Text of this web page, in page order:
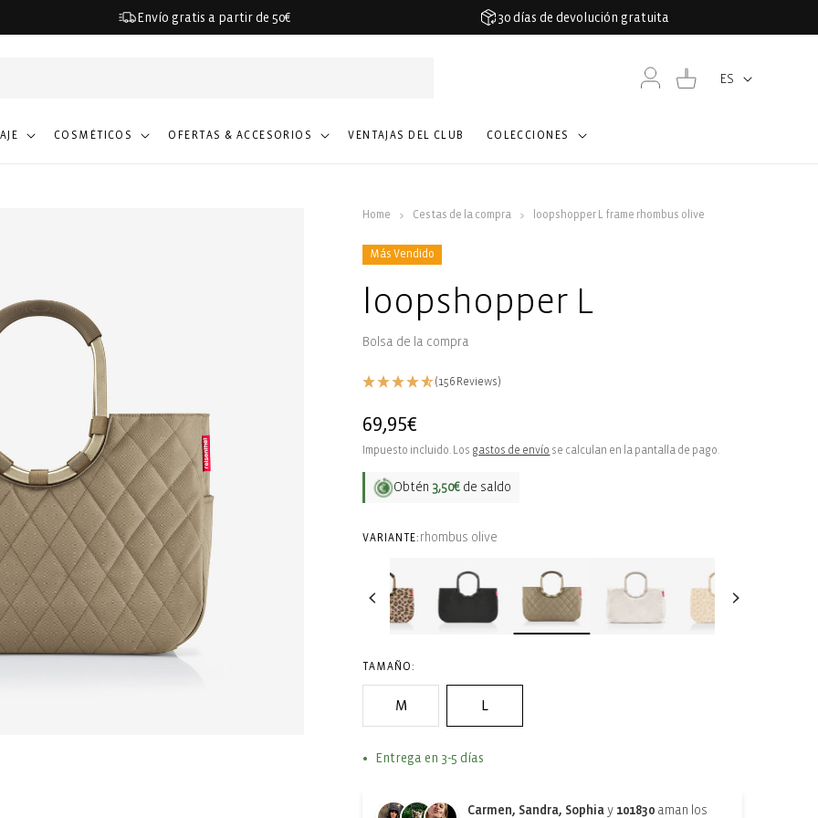
Envío gratis a partir de 50€ 30 días de devolución gratuita
COSMÉTICOS OFERTAS & ACCESORIOS VENTAJAS DEL CLUB COLECCIONES
Idioma
ES
Iniciar
sesión
Carrito
Home Cestas de la compra loopshopper L frame rhombus olive
Más Vendido
loopshopper L
Bolsa de la compra
(156 Reviews)
Precio
habitual
69,95€
Impuesto incluido. Los gastos de envío se calculan en la pantalla de pago.
Obtén 3,50€ de saldo
VARIANTE: rhombus olive
TAMAÑO:
M L
Entrega en 3-5 días
Carmen, Sandra, Sophia y 101830 aman los